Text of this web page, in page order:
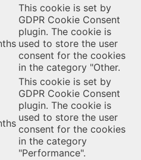
This cookie is set by
GDPR Cookie Consent
plugin. The cookie is
used to store the user
consent for the cookies
in the category "Other.
This cookie is set by
GDPR Cookie Consent
plugin. The cookie is
used to store the user
consent for the cookies
in the category
"Performance".